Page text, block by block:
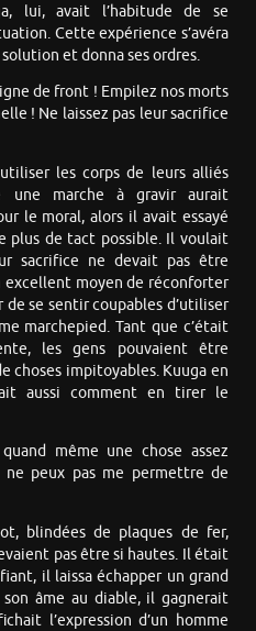
lui, avait l’habitude de se
Cette expérience s’avéra
et donna ses ordres.
de front ! Empilez nos morts
! Ne laissez pas leur sacrifice
les corps de leurs alliés
une marche à gravir aurait
le moral, alors il avait essayé
plus de tact possible. Il voulait
sacrifice ne devait pas être
excellent moyen de réconforter
se sentir coupables d’utiliser
marchepied. Tant que c’était
les gens pouvaient être
choses impitoyables. Kuuga en
aussi comment en tirer le
même une chose assez
ne peux pas me permettre de
blindées de plaques de fer,
pas être si hautes. Il était
il laissa échapper un grand
âme au diable, il gagnerait
l’expression d’un homme